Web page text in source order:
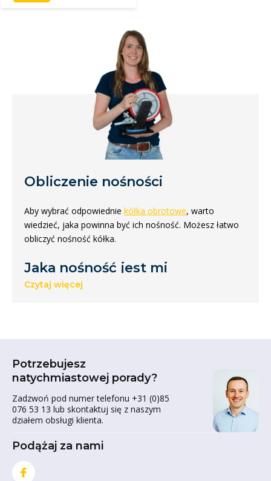
Obliczenie nośności
Aby wybrać odpowiednie kółka obrotowe, warto
wiedzieć, jaka powinna być ich nośność. Możesz łatwo
obliczyć nośność kółka.
Jaka nośność jest mi
potrzebna?
się od podłoża. W takim przypadku ciężar spoczywa na 3
kołach.
Czy nośność podana przy
produkcie dotyczy jednego
Czytaj więcej
Potrzebujesz
natychmiastowej porady?
Zadzwoń pod numer telefonu +31 (0)85
076 53 13 lub skontaktuj się z naszym
działem obsługi klienta.
Podążaj za nami